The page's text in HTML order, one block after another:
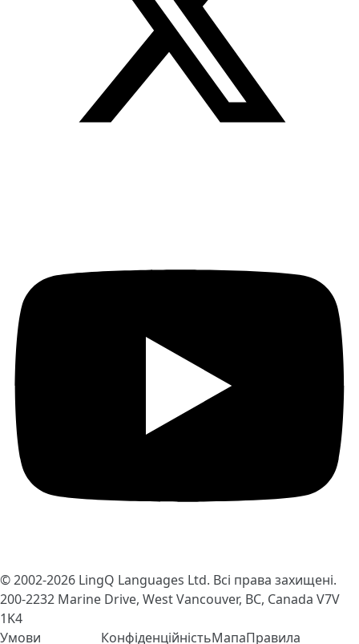
© 2002-2026 LingQ Languages Ltd. Всі права захищені.
200-2232 Marine Drive, West Vancouver, BC, Canada V7V
1K4
Умови
КонфіденційністьМапаПравила